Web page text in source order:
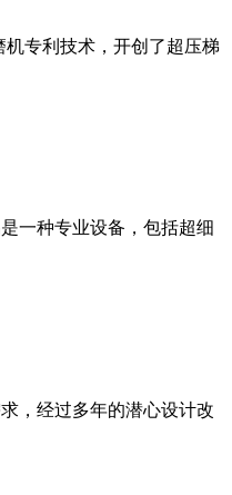
专利技术，开创了超压梯
一种专业设备，包括超细
，经过多年的潜心设计改